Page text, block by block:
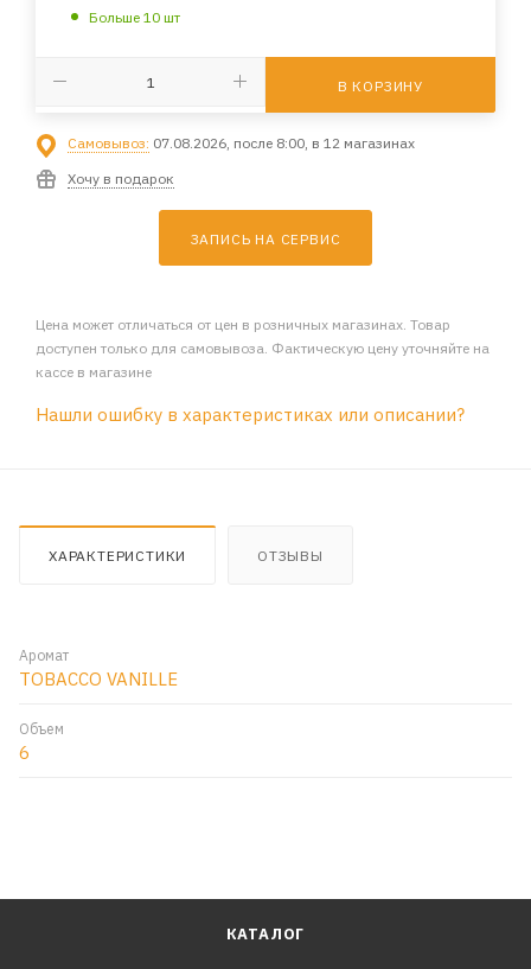
Больше 10 шт
В КОРЗИНУ
Самовывоз: 07.08.2026, после 8:00, в 12 магазинах
Хочу в подарок
ЗАПИСЬ НА СЕРВИС
Цена может отличаться от цен в розничных магазинах. Товар
доступен только для самовывоза. Фактическую цену уточняйте на
кассе в магазине
Нашли ошибку в характеристиках или описании?
ХАРАКТЕРИСТИКИ ОТЗЫВЫ
Аромат
TOBACCO VANILLE
Объем
6
КАТАЛОГ